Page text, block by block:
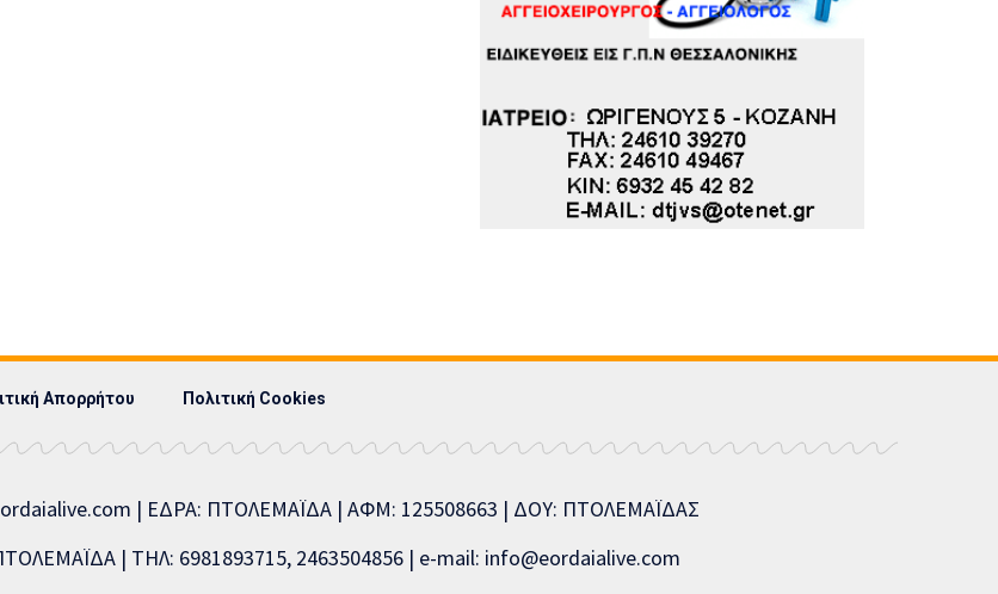
Απορρήτου Πολιτική Cookies
eordaialive.com | ΕΔΡΑ: ΠΤΟΛΕΜΑΪΔΑ | ΑΦΜ: 125508663 | ΔΟΥ: ΠΤΟΛΕΜΑΪΔΑΣ
| ΤΗΛ: 6981893715, 2463504856 | e-mail: info@eordaialive.com